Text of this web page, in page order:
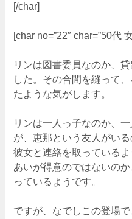
[/char]
[char no=”22″ char=”50代
リンは図書委員なのか、
した。その合間を縫って
たような気がします。
リンは一人っ子なのか、
が、恵那という友人がい
彼女と連絡を取っている
あいが得意のではないの
っているようです。
ですが、なでしこの登場